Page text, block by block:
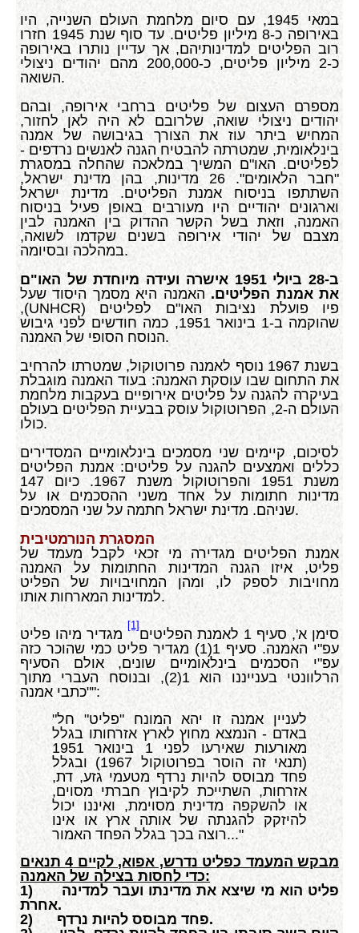
במאי 1945, עם סיום מלחמת העולם השנייה, היו
באירופה כ-8 מיליון פליטים. עד סוף שנת 1945 חזרו
רוב הפליטים למדינותיהם, אך עדיין נותרו באירופה
כ-2 מיליון פליטים, כ-200,000 מהם יהודים ניצולי
השואה.
מספרם העצום של פליטים ברחבי אירופה, ובהם
יהודים ניצולי שואה, שלרובם לא היה לאן לחזור,
המחיש ביתר עוז את הצורך בגיבושה של אמנה
בינלאומית, שמטרתה להבטיח הגנה לאנשים נרדפים -
לפליטים. האו"ם המשיך במלאכה שהחלה במסגרת
"חבר הלאומים". 26 מדינות, בהן מדינת ישראל,
השתתפו בניסוח אמנת הפליטים. מדינת ישראל
וארגונים יהודיים היו מעורבים באופן פעיל בניסוח
האמנה, וזאת בשל הקשר ההדוק בין האמנה לבין
מצבם של יהודי אירופה בשנים שקדמו לשואה,
במהלכה ובסיומה.
ב-28 ביולי 1951 אישרה ועידה מיוחדת של האו"ם
את אמנת הפליטים. האמנה היא מסמך היסוד שעל
פיו פועלת נציבות האו"ם לפליטים (UNHCR
),
שהוקמה ב-1 בינואר 1951, כמה חודשים לפני גיבוש
הנוסח הסופי של האמנה.
בשנת 1967 נוסף לאמנה פרוטוקול, שמטרתו להרחיב
את התחום שבו עוסקת האמנה: בעוד האמנה מוגבלת
בעיקרה להגנה על פליטים אירופיים בעקבות מלחמת
העולם ה-2, הפרוטוקול עוסק בבעיית הפליטים בעולם
כולו.
לסיכום, קיימים שני מסמכים בינלאומיים המסדירים
כללים ואמצעים להגנה על פליטים: אמנת הפליטים
משנת 1951 והפרוטוקול משנת 1967. כיום 147
מדינות חתומות על אחד משני ההסכמים או על
שניהם. מדינת ישראל חתמה על שני המסמכים.
המסגרת הנורמטיבית
אמנת הפליטים מגדירה מי זכאי לקבל מעמד של
פליט, איזו הגנה המדינות החתומות על האמנה
מחויבות לספק לו, ומהן המחויבויות של הפליט
למדינות המארחות אותו.
סימן א', סעיף 1 לאמנת הפליטים
[1]
מגדיר מיהו פליט
עפ"י האמנה. סעיף 1(1) מגדיר פליט כמי שהוכר כזה
עפ"י הסכמים בינלאומיים שונים, אולם הסעיף
הרלוונטי בענייננו הוא 1(2), ובנוסח העברי מתוך
"כתבי אמנה":
"לעניין אמנה זו יהא המונח "פליט" חל
באדם - הנמצא מחוץ לארץ אזרחותו בגלל
מאורעות שאירעו לפני 1 בינואר 1951
(תנאי זה הוסר בפרוטוקול 1967) ובגלל
פחד מבוסס להיות נרדף מטעמי גזע, דת,
אזרחות, השתייכת לקיבוץ חברתי מסוים,
או להשקפה מדינית מסוימת, ואיננו יכול
להיזקק להגנתה של אותה ארץ או אינו
רוצה בכך בגלל הפחד האמור..."
מבקש המעמד כפליט נדרש, אפוא, לקיים 4 תנאים
כדי לחסות בצילה של האמנה:
1)פליט הוא מי שיצא את מדינתו ועבר למדינה
אחרת.
2)
פחד מבוסס להיות נרדף.